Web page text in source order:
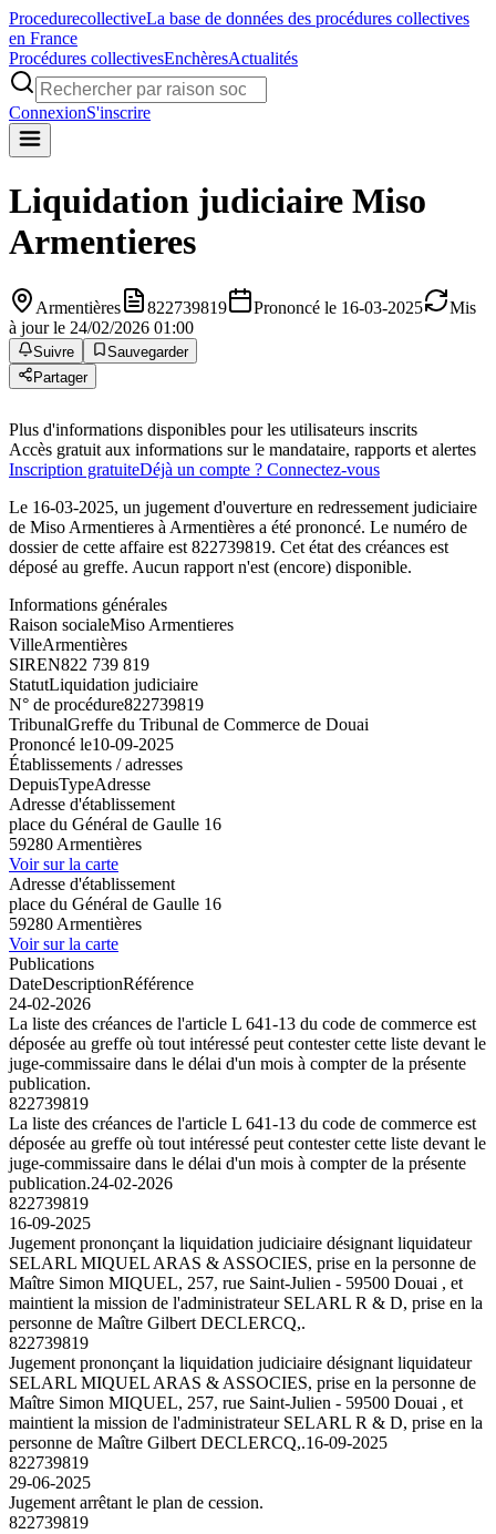
ProcedurecollectiveLa base de données des procédures collectives
en France
Procédures collectivesEnchèresActualités
ConnexionS'inscrire
Liquidation judiciaire Miso
Armentieres
Armentières 822739819 Prononcé le 16-03-2025
Mis
à jour le 24/02/2026 01:00
Suivre
Sauvegarder
Partager
Plus d'informations disponibles pour les utilisateurs inscrits
Accès gratuit aux informations sur le mandataire, rapports et alertes
Inscription gratuiteDéjà un compte ? Connectez-vous
Le 16-03-2025, un jugement d'ouverture en redressement judiciaire
de Miso Armentieres à Armentières a été prononcé. Le numéro de
dossier de cette affaire est 822739819. Cet état des créances est
déposé au greffe. Aucun rapport n'est (encore) disponible.
Informations générales
Raison socialeMiso Armentieres
VilleArmentières
SIREN822 739 819
StatutLiquidation judiciaire
N° de procédure822739819
TribunalGreffe du Tribunal de Commerce de Douai
Prononcé le10-09-2025
Établissements / adresses
DepuisTypeAdresse
Adresse d'établissement
place du Général de Gaulle 16
59280 Armentières
Voir sur la carte
Adresse d'établissement
place du Général de Gaulle 16
59280 Armentières
Voir sur la carte
Publications
DateDescriptionRéférence
24-02-2026
La liste des créances de l'article L 641-13 du code de commerce est
déposée au greffe où tout intéressé peut contester cette liste devant le
juge-commissaire dans le délai d'un mois à compter de la présente
publication.
822739819
La liste des créances de l'article L 641-13 du code de commerce est
déposée au greffe où tout intéressé peut contester cette liste devant le
juge-commissaire dans le délai d'un mois à compter de la présente
publication.24-02-2026
822739819
16-09-2025
Jugement prononçant la liquidation judiciaire désignant liquidateur
SELARL MIQUEL ARAS & ASSOCIES, prise en la personne de
Maître Simon MIQUEL, 257, rue Saint-Julien - 59500 Douai , et
maintient la mission de l'administrateur SELARL R & D, prise en la
personne de Maître Gilbert DECLERCQ,.
822739819
Jugement prononçant la liquidation judiciaire désignant liquidateur
SELARL MIQUEL ARAS & ASSOCIES, prise en la personne de
Maître Simon MIQUEL, 257, rue Saint-Julien - 59500 Douai , et
maintient la mission de l'administrateur SELARL R & D, prise en la
personne de Maître Gilbert DECLERCQ,.16-09-2025
822739819
29-06-2025
Jugement arrêtant le plan de cession.
822739819